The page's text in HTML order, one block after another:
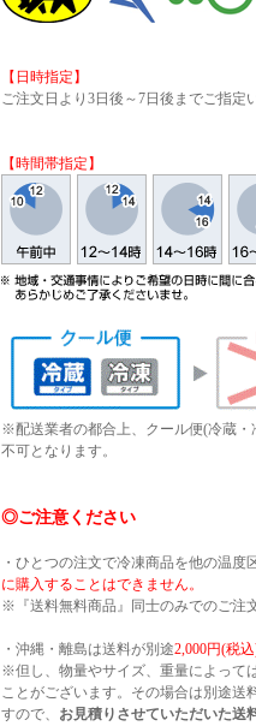
【日時指定】
ご注文日より3日後～7日後までご指定
【時間帯指定】
※配送業者の都合上、クール便(冷蔵
不可となります。
◎ご注意ください
・ひとつの注文で冷凍商品を他の温度
に購入することはできません。
※『送料無料商品』同士のみでのご注
・沖縄・離島は送料が別途2,000円(税
※但し、物量やサイズ、重量によって
ことがございます。その場合は別途送
すので、 お見積りさせていただいた送